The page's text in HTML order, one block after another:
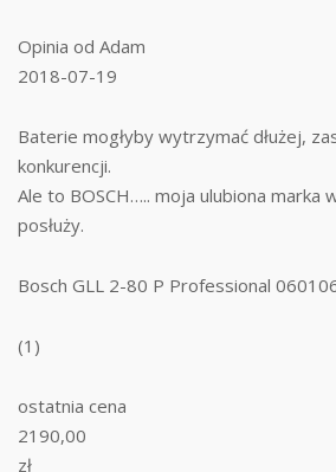
Opinia od Adam
2018-07-19
Baterie mogłyby wytrzymać dłużej,
konkurencji.
Ale to BOSCH….. moja ulubiona marka
posłuży.
Bosch GLL 2-80 P Professional
(1)
ostatnia cena
2190,00
zł